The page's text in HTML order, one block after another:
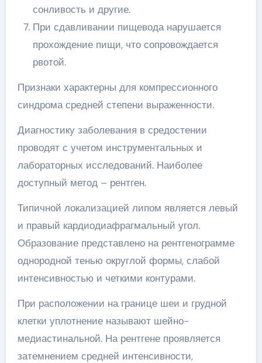
сонливость и другие.
При сдавливании пищевода нарушается
прохождение пищи, что сопровождается
рвотой.
Признаки характерны для компрессионного
синдрома средней степени выраженности.
Диагностику заболевания в средостении
проводят с учетом инструментальных и
лабораторных исследований. Наиболее
доступный метод – рентген.
Типичной локализацией липом является левый
и правый кардиодиафрагмальный угол.
Образование представлено на рентгенограмме
однородной тенью округлой формы, слабой
интенсивностью и четкими контурами.
При расположении на границе шеи и грудной
клетки уплотнение называют шейно-
медиастинальной. На рентгене проявляется
затемнением средней интенсивности,